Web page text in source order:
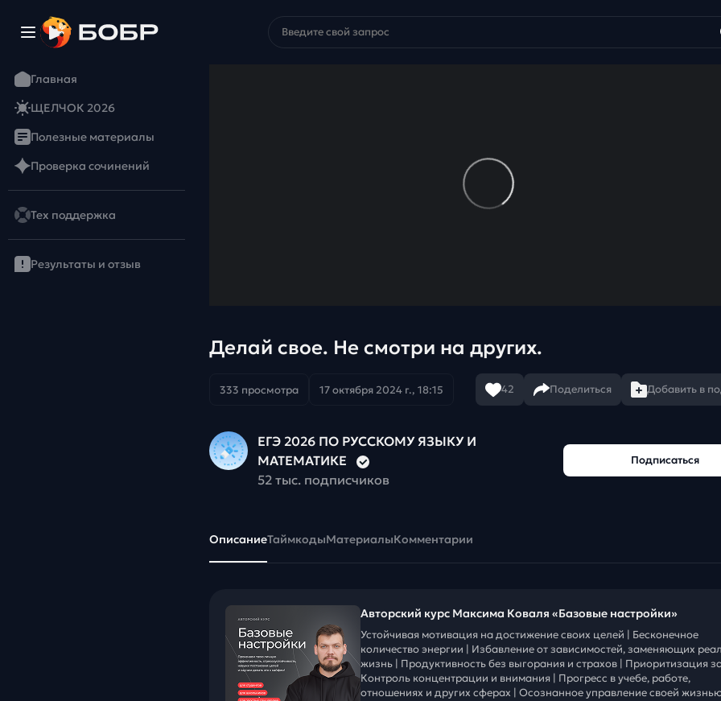
Главная
ЩЕЛЧОК 2026
Полезные материалы
Проверка сочинений
Тех поддержка
Результаты и отзыв
Делай свое. Не смотри на других.
333 просмотра 17 октября 2024 г., 18:15 42 Поделиться Добавить в
ЕГЭ 2026 ПО РУССКОМУ ЯЗЫКУ И
МАТЕМАТИКЕ
52 тыс. подписчиков
Подписаться
ОписаниеТаймкодыМатериалыКомментарии
Авторский курс Максима Коваля «Базовые настройки»
Устойчивая мотивация на достижение своих целей | Бесконечное
количество энергии | Избавление от зависимостей, заменяющих
жизнь | Продуктивность без выгорания и страхов | Приоритизация
Контроль концентрации и внимания | Прогресс в учебе, работе,
отношениях и других сферах | Осознанное управление своей